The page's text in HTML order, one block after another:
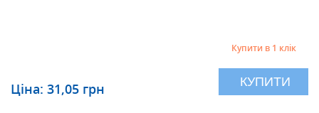
Ціна: 31,05 грн
Купити в 1 клік
КУПИТИ